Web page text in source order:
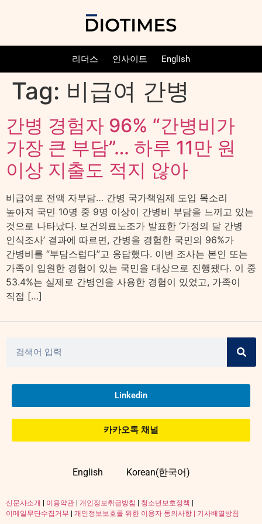
리더스 인사이트 English
Tag: 비급여 간병
간병 경험자 96% “간병비가
가장 큰 부담”… 하루 11만 원
이상 지출도 적지 않아
비급여로 전액 자부담… 간병 국가책임제 도입 목소리
높아져 국민 10명 중 9명 이상이 간병비 부담을 느끼고 있는
것으로 나타났다. 보건의료노조가 발표한 ‘가정의 달 간병
인식조사’ 결과에 따르면, 간병을 경험한 국민의 96%가
간병비를 “부담스럽다”고 응답했다. 이번 조사는 본인 또는
가족이 입원한 경험이 있는 국민을 대상으로 진행됐다. 이 중
53.4%는 실제로 간병인을 사용한 경험이 있었고, 가족이
직접 […]
Linkedin
카카오톡 채널
English Korean(한국어)
신문사소개 이용약관 개인정보취급방침 청소년보호정책
이메일무단수집거부
개인정보보호를 위한 이용자 동의사항 | 기사배열방침